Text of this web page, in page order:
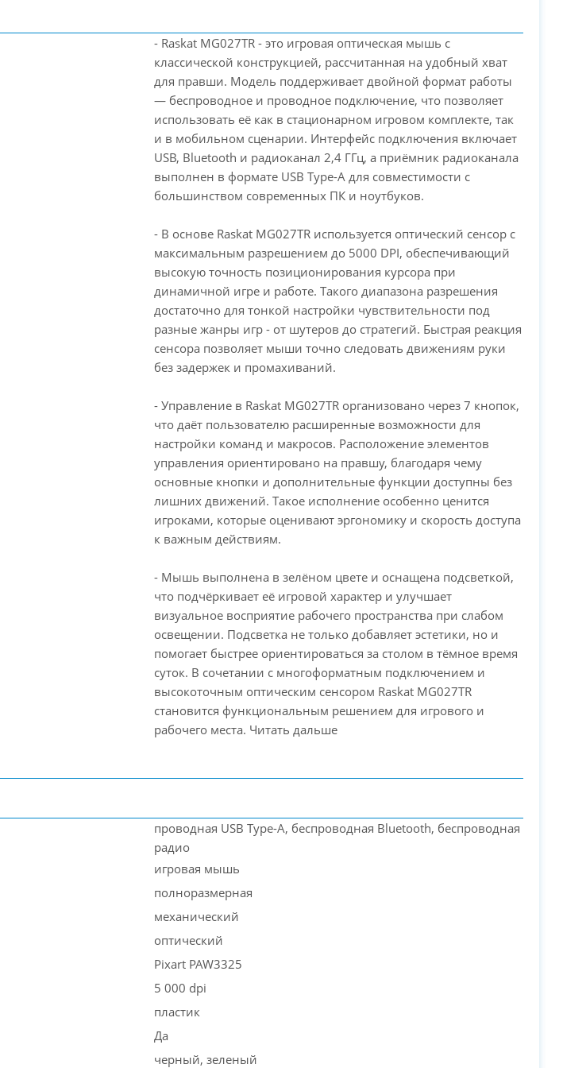
PC-Arena на карте Москвы — Яндекс Карты
- Raskat MG027TR - это игровая оптическая мышь с
классической конструкцией, рассчитанная на удобный хват
для правши. Модель поддерживает двойной формат работы
— беспроводное и проводное подключение, что позволяет
использовать её как в стационарном игровом комплекте, так
и в мобильном сценарии. Интерфейс подключения включает
USB, Bluetooth и радиоканал 2,4 ГГц, а приёмник радиоканала
выполнен в формате USB Type-A для совместимости с
большинством современных ПК и ноутбуков.
- В основе Raskat MG027TR используется оптический сенсор с
максимальным разрешением до 5000 DPI, обеспечивающий
высокую точность позиционирования курсора при
динамичной игре и работе. Такого диапазона разрешения
достаточно для тонкой настройки чувствительности под
разные жанры игр - от шутеров до стратегий. Быстрая реакция
сенсора позволяет мыши точно следовать движениям руки
без задержек и промахиваний.
- Управление в Raskat MG027TR организовано через 7 кнопок,
что даёт пользователю расширенные возможности для
настройки команд и макросов. Расположение элементов
управления ориентировано на правшу, благодаря чему
основные кнопки и дополнительные функции доступны без
лишних движений. Такое исполнение особенно ценится
игроками, которые оценивают эргономику и скорость доступа
к важным действиям.
- Мышь выполнена в зелёном цвете и оснащена подсветкой,
что подчёркивает её игровой характер и улучшает
визуальное восприятие рабочего пространства при слабом
освещении. Подсветка не только добавляет эстетики, но и
помогает быстрее ориентироваться за столом в тёмное время
суток. В сочетании с многоформатным подключением и
высокоточным оптическим сенсором Raskat MG027TR
становится функциональным решением для игрового и
рабочего места. Читать дальше
проводная USB Type-A, беспроводная Bluetooth, беспроводная
радио
игровая мышь
полноразмерная
механический
оптический
Pixart PAW3325
5 000 dpi
пластик
Да
черный, зеленый